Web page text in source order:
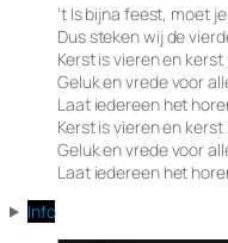
‘t Is bijna feest, moet
Dus steken wij de
Kerst is vieren en kerst
Geluk en vrede voor
Laat iedereen het
Kerst is vieren en kerst
Geluk en vrede voor
Laat iedereen het
Info